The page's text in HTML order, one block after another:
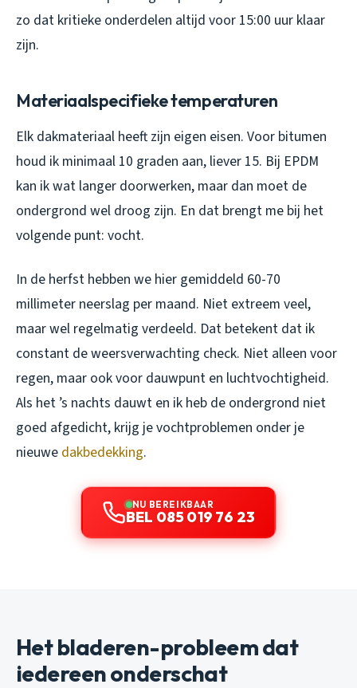
zo dat kritieke onderdelen altijd voor 15:00 uur klaar
zijn.
Materiaalspecifieke temperaturen
Elk dakmateriaal heeft zijn eigen eisen. Voor bitumen
houd ik minimaal 10 graden aan, liever 15. Bij EPDM
kan ik wat langer doorwerken, maar dan moet de
ondergrond wel droog zijn. En dat brengt me bij het
volgende punt: vocht.
In de herfst hebben we hier gemiddeld 60-70
millimeter neerslag per maand. Niet extreem veel,
maar wel regelmatig verdeeld. Dat betekent dat ik
constant de weersverwachting check. Niet alleen voor
regen, maar ook voor dauwpunt en luchtvochtigheid.
Als het ’s nachts dauwt en ik heb de ondergrond niet
goed afgedicht, krijg je vochtproblemen onder je
nieuwe dakbedekking.
NU BEREIKBAAR
BEL 085 019 76 23
Het bladeren-probleem dat
iedereen onderschat